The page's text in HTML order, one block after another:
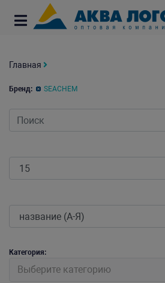
Главная
Бренд: SEACHEM
Категория:
Выберите категорию